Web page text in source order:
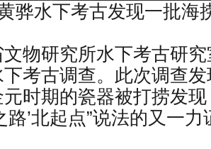
骅水下考古发现一批海
物研究所水下考古研
考古调查。此次调查
时期的瓷器被打捞发现
路’北起点”说法的又一力